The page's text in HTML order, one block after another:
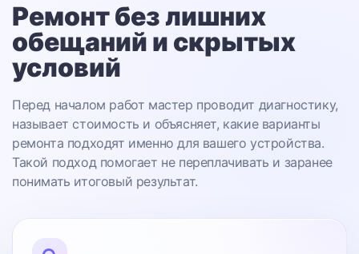
Ремонт без лишних
обещаний и скрытых
условий
Перед началом работ мастер проводит диагностику,
называет стоимость и объясняет, какие варианты
ремонта подходят именно для вашего устройства.
Такой подход помогает не переплачивать и заранее
понимать итоговый результат.